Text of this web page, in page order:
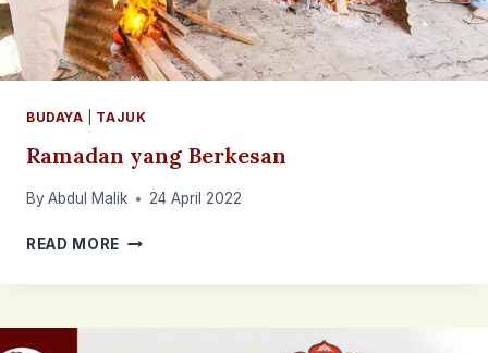
BUDAYA TAJUK
Ramadan yang Berkesan
By Abdul Malik 24 April 2022
READ MORE RAMADAN
BERKESAN